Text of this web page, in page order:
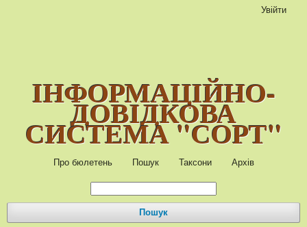
ІНФОРМАЦІЙНО-
ДОВІДКОВА
СИСТЕМА "СОРТ"
Про бюлетень Пошук Таксони Архів
Пошук
Увійти